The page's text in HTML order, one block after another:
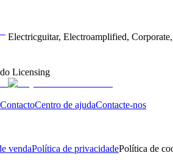
Electricguitar, Electroamplified,
Licensing
ContactoCentro de ajudaContacte-nos
vendaPolítica de privacidadePolítica de